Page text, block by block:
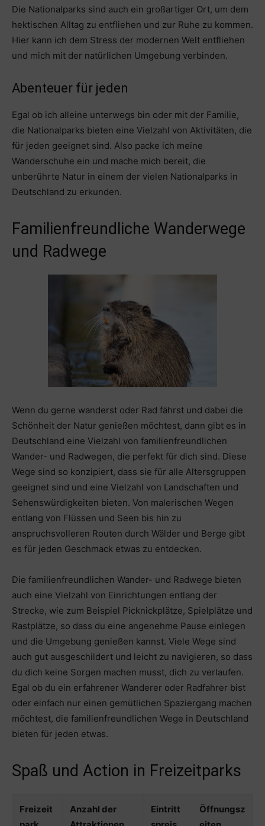
Die Nationalparks sind auch ein großartiger Ort, um dem
hektischen Alltag zu entfliehen und zur Ruhe zu kommen.
Hier kann ich dem Stress der modernen Welt entfliehen
und mich mit der natürlichen Umgebung verbinden.
Abenteuer für jeden
Egal ob ich alleine unterwegs bin oder mit der Familie,
die Nationalparks bieten eine Vielzahl von Aktivitäten, die
für jeden geeignet sind. Also packe ich meine
Wanderschuhe ein und mache mich bereit, die
unberührte Natur in einem der vielen Nationalparks in
Deutschland zu erkunden.
Familienfreundliche Wanderwege
und Radwege
Wenn du gerne wanderst oder Rad fährst und dabei die
Schönheit der Natur genießen möchtest, dann gibt es in
Deutschland eine Vielzahl von familienfreundlichen
Wander- und Radwegen, die perfekt für dich sind. Diese
Wege sind so konzipiert, dass sie für alle Altersgruppen
geeignet sind und eine Vielzahl von Landschaften und
Sehenswürdigkeiten bieten. Von malerischen Wegen
entlang von Flüssen und Seen bis hin zu
anspruchsvolleren Routen durch Wälder und Berge gibt
es für jeden Geschmack etwas zu entdecken.
Die familienfreundlichen Wander- und Radwege bieten
auch eine Vielzahl von Einrichtungen entlang der
Strecke, wie zum Beispiel Picknickplätze, Spielplätze und
Rastplätze, so dass du eine angenehme Pause einlegen
und die Umgebung genießen kannst. Viele Wege sind
auch gut ausgeschildert und leicht zu navigieren, so dass
du dich keine Sorgen machen musst, dich zu verlaufen.
Egal ob du ein erfahrener Wanderer oder Radfahrer bist
oder einfach nur einen gemütlichen Spaziergang machen
möchtest, die familienfreundlichen Wege in Deutschland
bieten für jeden etwas.
Spaß und Action in Freizeitparks
Freizeit
Anzahl der
Eintritt
Öffnungsz